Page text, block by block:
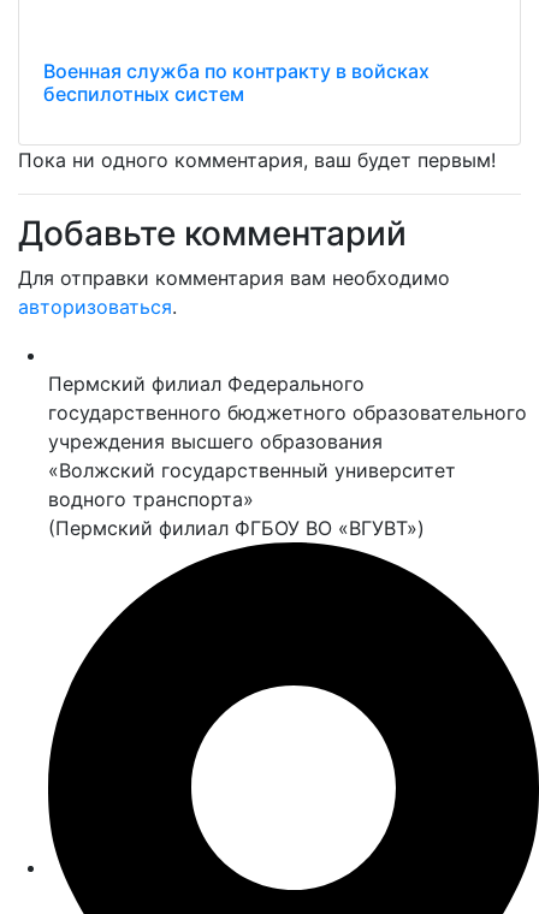
Военная служба по контракту в войсках
беспилотных систем
Пока ни одного комментария, ваш будет первым!
Добавьте комментарий
Для отправки комментария вам необходимо
авторизоваться.
Пермский филиал Федерального
государственного бюджетного образовательного
учреждения высшего образования
«Волжский государственный университет
водного транспорта»
(Пермский филиал ФГБОУ ВО «ВГУВТ»)